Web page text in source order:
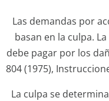
Las demandas por
basan en la culpa.
debe pagar por los
804 (1975),
La culpa se